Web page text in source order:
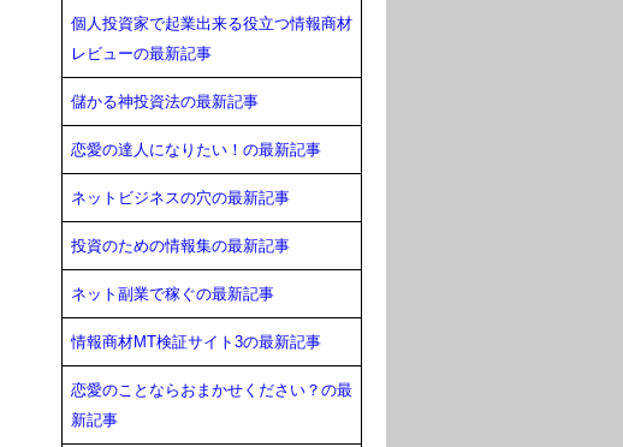
個人投資家で起業出来る役立つ情報商材
レビューの最新記事
儲かる神投資法の最新記事
恋愛の達人になりたい！の最新記事
ネットビジネスの穴の最新記事
投資のための情報集の最新記事
ネット副業で稼ぐの最新記事
情報商材MT検証サイト3の最新記事
恋愛のことならおまかせください？の最
新記事